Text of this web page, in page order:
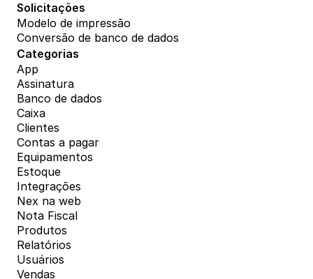
Solicitações
Modelo de impressão
Conversão de banco de dados
Categorias
App
Assinatura
Banco de dados
Caixa
Clientes
Contas a pagar
Equipamentos
Estoque
Integrações
Nex na web
Nota Fiscal
Produtos
Relatórios
Usuários
Vendas